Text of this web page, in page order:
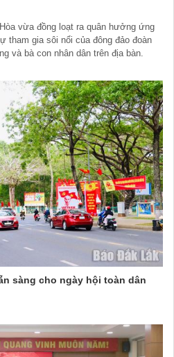
vừa đồng loạt ra quân hưởng ứng
tham gia sôi nổi của đông đảo đoàn
và bà con nhân dân trên địa bàn.
sàng cho ngày hội toàn dân